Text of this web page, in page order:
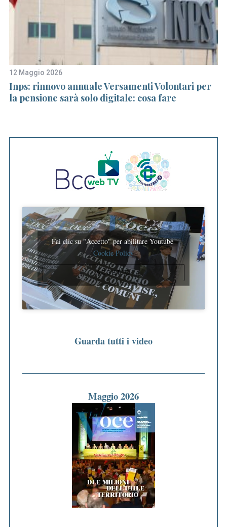
12 Maggio 2026
Inps: rinnovo annuale Versamenti Volontari per
la pensione sarà solo digitale: cosa fare
Fai clic su "Accetto" per abilitare Youtube
Cookie Policy
ACCETTO
Guarda tutti i video
Maggio 2026